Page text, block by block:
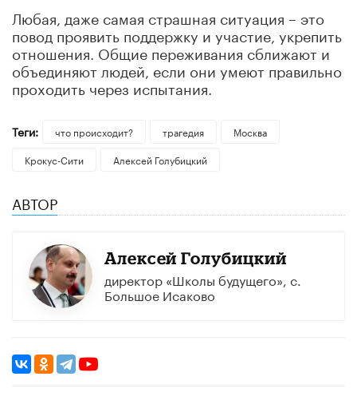
Любая, даже самая страшная ситуация – это
повод проявить поддержку и участие, укрепить
отношения. Общие переживания сближают и
объединяют людей, если они умеют правильно
проходить через испытания.
Теги: что происходит? трагедия
Москва
Крокус-Сити
Алексей Голубицкий
АВТОР
Алексей Голубицкий
директор «Школы будущего», с.
Большое Исаково